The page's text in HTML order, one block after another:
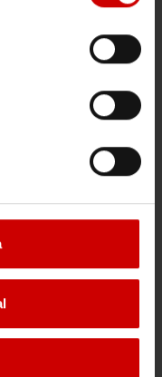
överföringar. Läs
få 200kr* rabatt på
eller mer.